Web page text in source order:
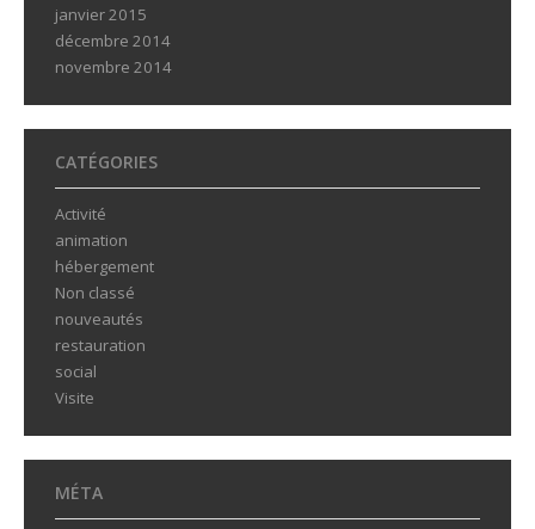
janvier 2015
décembre 2014
novembre 2014
CATÉGORIES
Activité
animation
hébergement
Non classé
nouveautés
restauration
social
Visite
MÉTA